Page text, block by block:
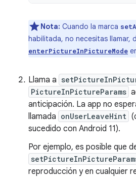
Nota: Cuando la marca
habilitada, no necesitas llamar,
enterPictureInPictureMode
Llama a
PictureInPictureParams
anticipación. La app no
llamada onUserLeaveHint
sucedido con Android 11).
Por ejemplo, es posible que
reproducción y en cualquier